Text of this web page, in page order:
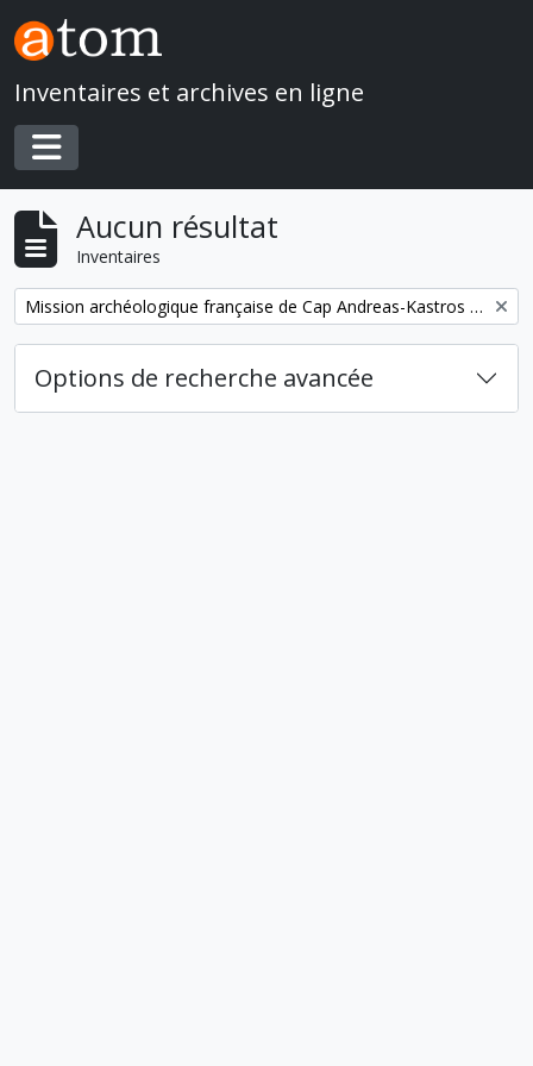
Skip to main content
Inventaires et archives en ligne
Toggle navigation
Aucun résultat
Inventaires
Remove filter: Mission archéologique française de Cap Andreas-Kastros et de Khirokitia (Chypre)
Options de recherche avancée